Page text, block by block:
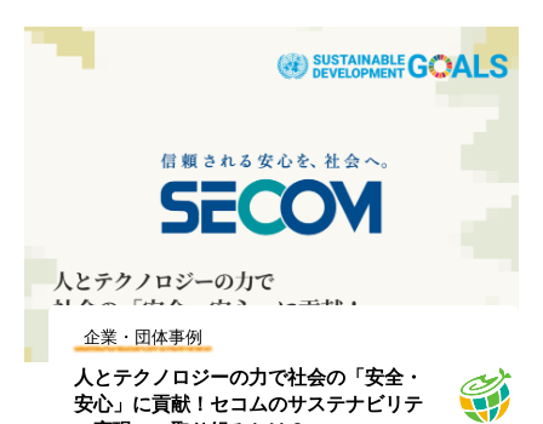
企業・団体事例
人とテクノロジーの力で社会の「安全・
安心」に貢献！セコムのサステナビリテ